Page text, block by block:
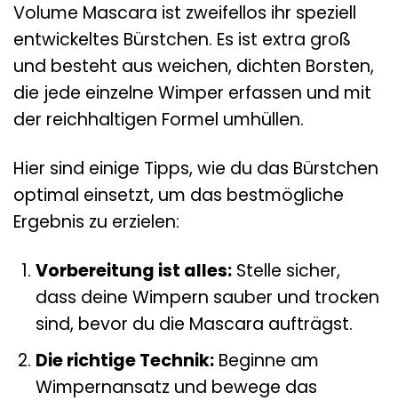
Volume Mascara ist zweifellos ihr speziell
entwickeltes Bürstchen. Es ist extra groß
und besteht aus weichen, dichten Borsten,
die jede einzelne Wimper erfassen und mit
der reichhaltigen Formel umhüllen.
Hier sind einige Tipps, wie du das Bürstchen
optimal einsetzt, um das bestmögliche
Ergebnis zu erzielen:
Vorbereitung ist alles:Stelle sicher,
dass deine Wimpern sauber und trocken
sind, bevor du die Mascara aufträgst.
Die richtige Technik:Beginne am
Wimpernansatz und bewege das